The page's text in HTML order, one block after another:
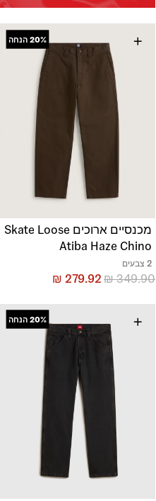
+
20% הנחה
מכנסיים ארוכים Skate Loose
Atiba Haze Chino
2 צבעים
₪349.90
₪ 279.92
+
20% הנחה